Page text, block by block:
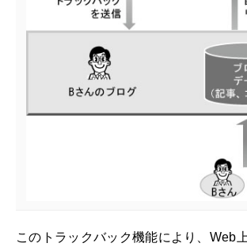
このトラックバック機能により、Web